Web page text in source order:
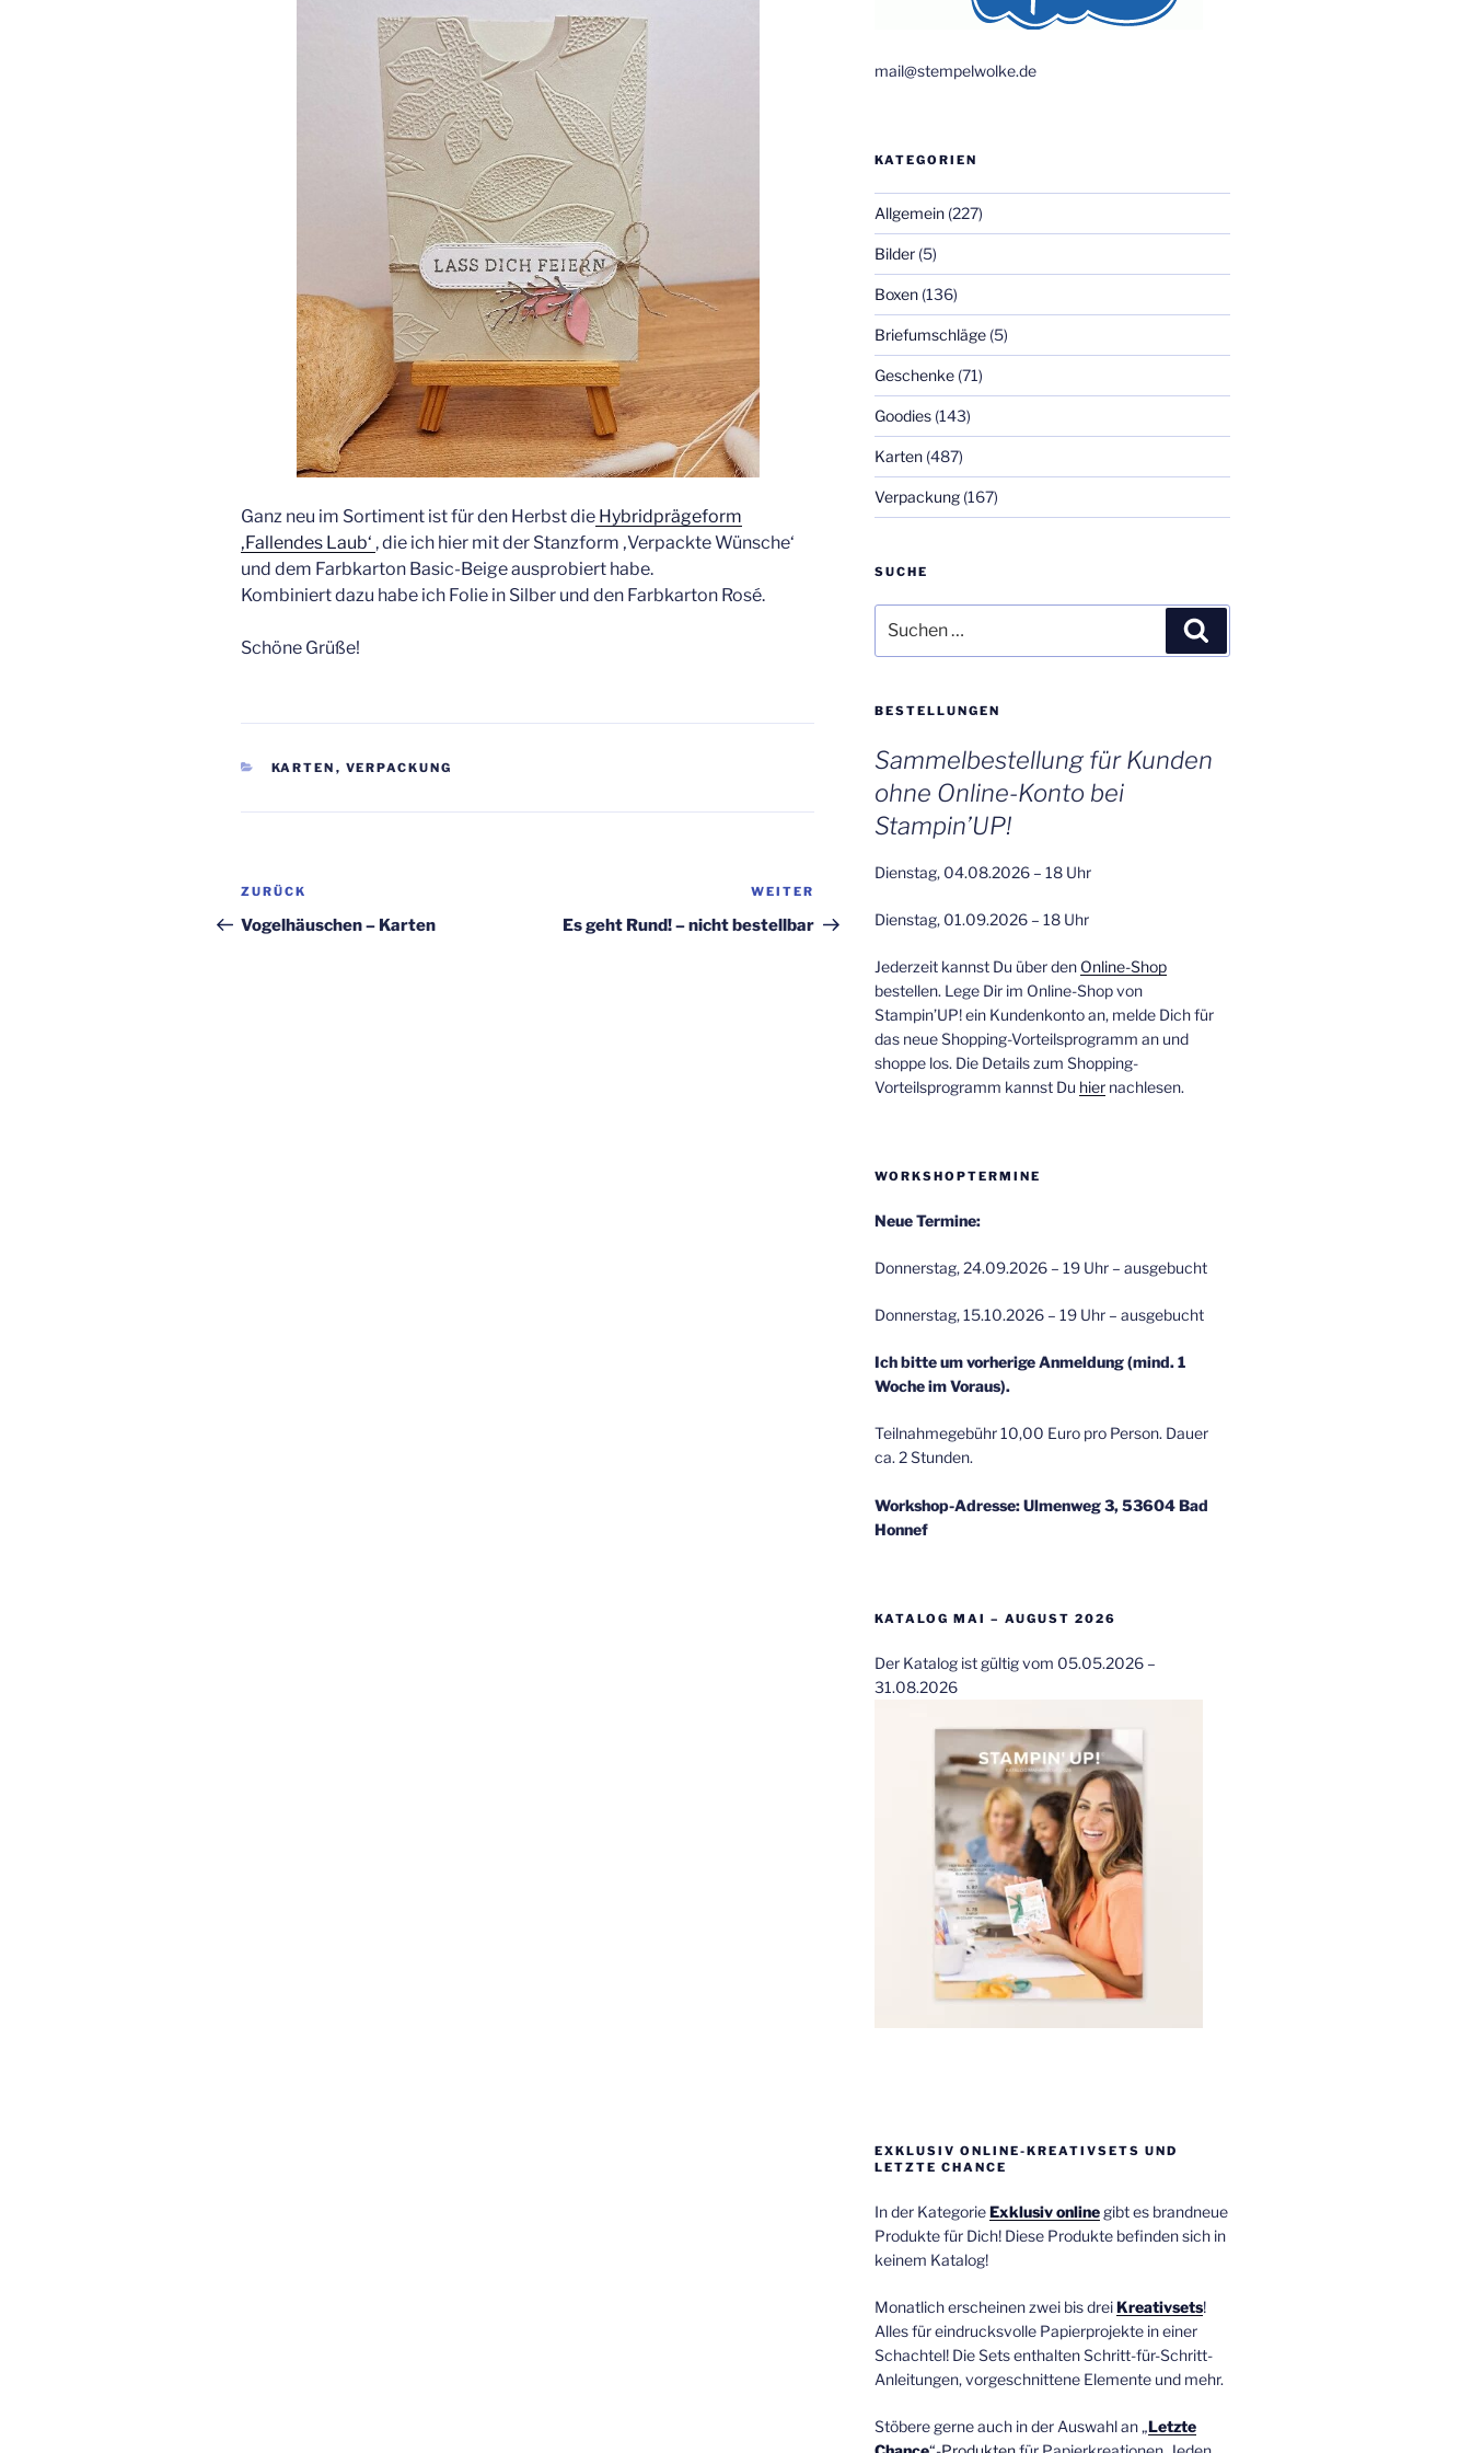
Ganz neu im Sortiment ist für den Herbst die Hybridprägeform
‚Fallendes Laub‘ , die ich hier mit der Stanzform ‚Verpackte Wünsche‘
und dem Farbkarton Basic-Beige ausprobiert habe.
Kombiniert dazu habe ich Folie in Silber und den Farbkarton Rosé.
Schöne Grüße!
KATEGORIEN
KARTEN , VERPACKUNG
Beitragsnavigation
Vorheriger
Beitrag
ZURÜCK
Vogelhäuschen – Karten
Beitrag
WEITER
Es geht Rund! – nicht bestellbar
mail@stempelwolke.de
KATEGORIEN
Allgemein(227)
Bilder(5)
Boxen(136)
Briefumschläge(5)
Geschenke(71)
Goodies(143)
Karten(487)
Verpackung(167)
SUCHE
nach:
BESTELLUNGEN
Sammelbestellung für Kunden
ohne Online-Konto bei
Stampin’UP!
Dienstag, 04.08.2026 – 18 Uhr
Dienstag, 01.09.2026 – 18 Uhr
Jederzeit kannst Du über den Online-Shop
bestellen. Lege Dir im Online-Shop von
Stampin’UP! ein Kundenkonto an, melde Dich für
das neue Shopping-Vorteilsprogramm an und
shoppe los. Die Details zum Shopping-
Vorteilsprogramm kannst Du hiernachlesen.
WORKSHOPTERMINE
Neue Termine:
Donnerstag, 24.09.2026 – 19 Uhr – ausgebucht
Donnerstag, 15.10.2026 – 19 Uhr – ausgebucht
Ich bitte um vorherige Anmeldung (mind. 1
Woche im Voraus).
Teilnahmegebühr 10,00 Euro pro Person. Dauer
ca. 2 Stunden.
Workshop-Adresse: Ulmenweg 3, 53604 Bad
Honnef
KATALOG MAI – AUGUST 2026
Der Katalog ist gültig vom 05.05.2026 –
31.08.2026
EXKLUSIV ONLINE-KREATIVSETS UND
LETZTE CHANCE
In der KategorieExklusiv onlinegibt es brandneue
Produkte für Dich! Diese Produkte befinden sich in
keinem Katalog!
Monatlich erscheinen zwei bis drei Kreativsets!
Alles für eindrucksvolle Papierprojekte in einer
Schachtel! Die Sets enthalten Schritt-für-Schritt-
Anleitungen, vorgeschnittene Elemente und mehr.
Stöbere gerne auch in der Auswahl an „Letzte